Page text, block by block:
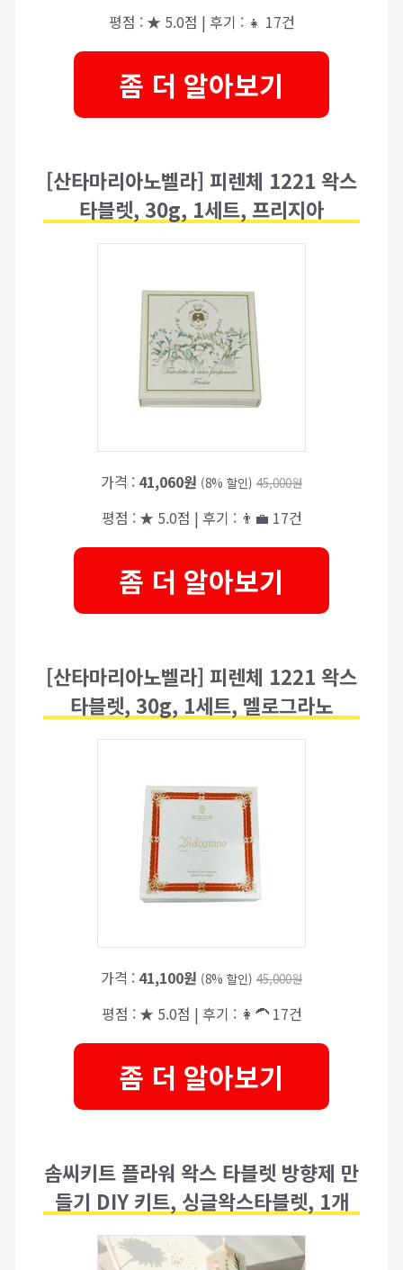
평점 : ★ 5.0점 | 후기 : 👧 17건
좀 더 알아보기
[산타마리아노벨라] 피렌체 1221 왁스
타블렛, 30g, 1세트, 프리지아
가격 : 41,060원 (8% 할인) 45,000원
평점 : ★ 5.0점 | 후기 : 👨‍💼 17건
좀 더 알아보기
[산타마리아노벨라] 피렌체 1221 왁스
타블렛, 30g, 1세트, 멜로그라노
가격 : 41,100원 (8% 할인) 45,000원
평점 : ★ 5.0점 | 후기 : 👩‍🦱 17건
좀 더 알아보기
솜씨키트 플라워 왁스 타블렛 방향제 만
들기 DIY 키트, 싱글왁스타블렛, 1개